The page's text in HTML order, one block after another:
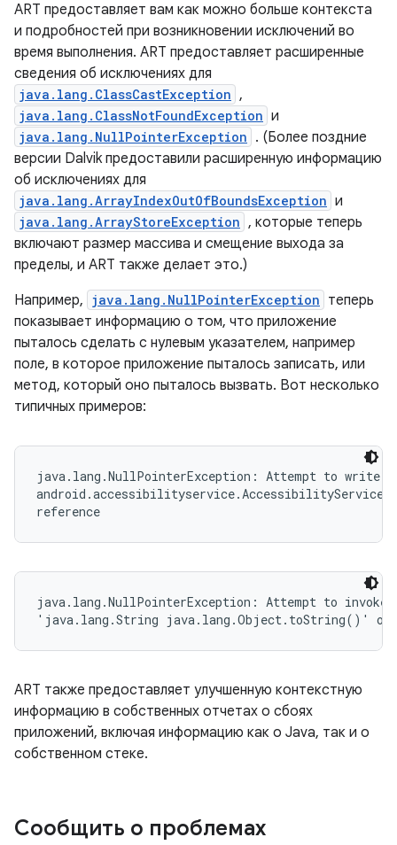
ART предоставляет вам как можно больше контекста
и подробностей при возникновении исключений во
время выполнения. ART предоставляет расширенные
сведения об исключениях для
java.lang.ClassCastException ,
java.lang.ClassNotFoundException и
java.lang.NullPointerException . (Более поздние
версии Dalvik предоставили расширенную информацию
об исключениях для
java.lang.ArrayIndexOutOfBoundsException и
java.lang.ArrayStoreException , которые теперь
включают размер массива и смещение выхода за
пределы, и ART также делает это.)
Например, java.lang.NullPointerException теперь
показывает информацию о том, что приложение
пыталось сделать с нулевым указателем, например
поле, в которое приложение пыталось записать, или
метод, который оно пыталось вызвать. Вот несколько
типичных примеров:
java.lang.NullPointerException: Attempt to
reference
java.lang.NullPointerException: Attempt to invoke
'java.lang.String java.lang.Object.toString()' on
ART также предоставляет улучшенную контекстную
информацию в собственных отчетах о сбоях
приложений, включая информацию как о Java, так и о
собственном стеке.
Сообщить о проблемах